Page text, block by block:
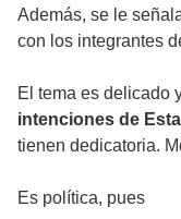
Además, se le
con los integrantes
El tema es delicado
intenciones de
tienen dedicatoria.
Es política, pues